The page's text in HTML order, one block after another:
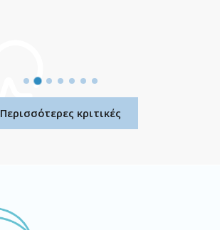
Περισσότερες κριτικές